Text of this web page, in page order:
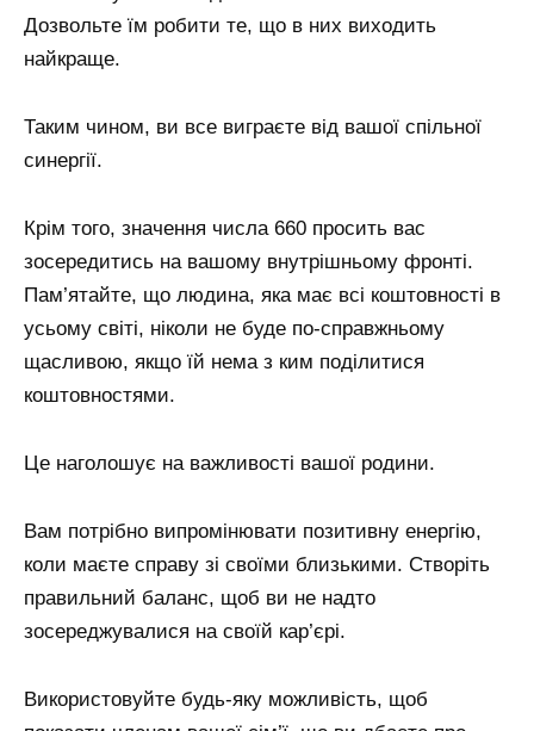
Дозвольте їм робити те, що в них виходить
найкраще.
Таким чином, ви все виграєте від вашої спільної
синергії.
Крім того, значення числа 660 просить вас
зосередитись на вашому внутрішньому фронті.
Пам’ятайте, що людина, яка має всі коштовності в
усьому світі, ніколи не буде по-справжньому
щасливою, якщо їй нема з ким поділитися
коштовностями.
Це наголошує на важливості вашої родини.
Вам потрібно випромінювати позитивну енергію,
коли маєте справу зі своїми близькими. Створіть
правильний баланс, щоб ви не надто
зосереджувалися на своїй кар’єрі.
Використовуйте будь-яку можливість, щоб